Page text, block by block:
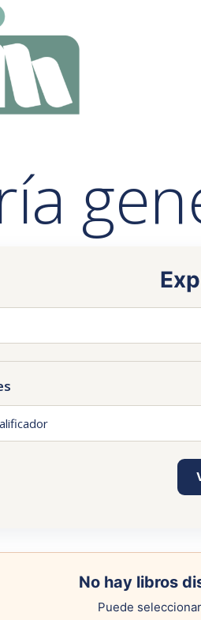
No hay libros
Puede